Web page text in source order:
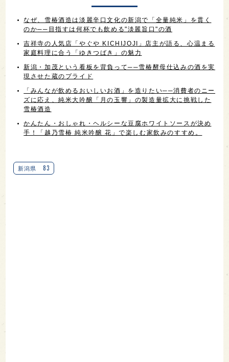
なぜ、雪椿酒造は淡麗辛口文化の新潟で「全量純米」を貫く
のか──目指すは何杯でも飲める"淡麗旨口"の酒
吉祥寺の人気店「やぐや KICHIJOJI」店主が語る、心温まる
家庭料理に合う「ゆきつばき」の魅力
新潟・加茂という看板を背負って──雪椿酵母仕込みの酒を実
現させた蔵のプライド
「みんなが飲めるおいしいお酒」を造りたい──消費者のニー
ズに応え、純米大吟醸「月の玉響」の製造量拡大に挑戦した
雪椿酒造
かんたん・おしゃれ・ヘルシーな豆腐ホワイトソースが決め
手！「越乃雪椿 純米吟醸 花」で楽しむ家飲みのすすめ。
新潟県 83